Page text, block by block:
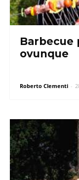
Barbecue
ovunque
Roberto Clementi -